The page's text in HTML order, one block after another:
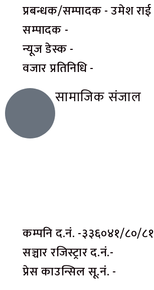
प्रबन्धक/सम्पादक - उमेश राई
सम्पादक -
न्यूज डेस्क -
वजार प्रतिनिधि -
सामाजिक संजाल
कम्पनि द.नं. -३३६०४१/८०/८१
सञ्चार रजिस्ट्रार द.नं.-
प्रेस काउन्सिल सू.नं. -